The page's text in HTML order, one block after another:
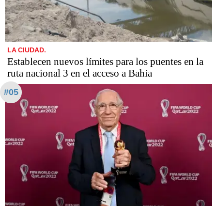
LA CIUDAD.
Establecen nuevos límites para los puentes en la
ruta nacional 3 en el acceso a Bahía
#05